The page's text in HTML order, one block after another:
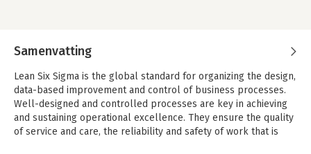
Samenvatting
Lean Six Sigma is the global standard for organizing the design,
data-based improvement and control of business processes.
Well-designed and controlled processes are key in achieving
and sustaining operational excellence. They ensure the quality
of service and care, the reliability and safety of work that is